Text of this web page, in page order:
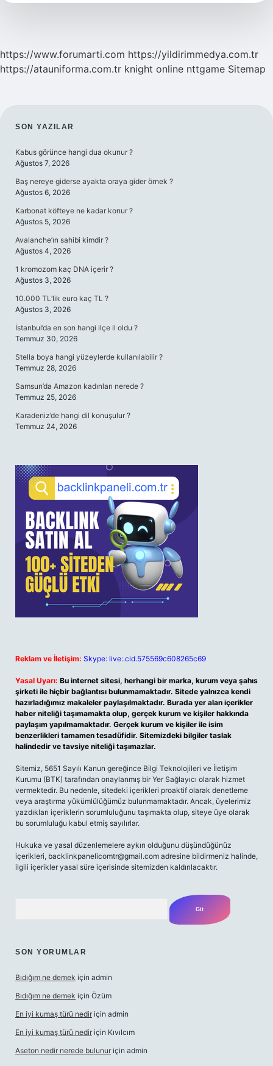
https://www.forumarti.com https://yildirimmedya.com.tr
https://atauniforma.com.tr knight online nttgame Sitemap
SIDEBAR
SON YAZILAR
Kabus görünce hangi dua okunur ?
Ağustos 7, 2026
Baş nereye giderse ayakta oraya gider örnek ?
Ağustos 6, 2026
Karbonat köfteye ne kadar konur ?
Ağustos 5, 2026
Avalanche’ın sahibi kimdir ?
Ağustos 4, 2026
1 kromozom kaç DNA içerir ?
Ağustos 3, 2026
10.000 TL’lik euro kaç TL ?
Ağustos 3, 2026
İstanbul’da en son hangi ilçe il oldu ?
Temmuz 30, 2026
Stella boya hangi yüzeylerde kullanılabilir ?
Temmuz 28, 2026
Samsun’da Amazon kadınları nerede ?
Temmuz 25, 2026
Karadeniz’de hangi dil konuşulur ?
Temmuz 24, 2026
Reklam ve İletişim: Skype: live:.cid.575569c608265c69
Yasal Uyarı: Bu internet sitesi, herhangi bir marka, kurum veya şahıs
şirketi ile hiçbir bağlantısı bulunmamaktadır. Sitede yalnızca kendi
hazırladığımız makaleler paylaşılmaktadır. Burada yer alan içerikler
haber niteliği taşımamakta olup, gerçek kurum ve kişiler hakkında
paylaşım yapılmamaktadır. Gerçek kurum ve kişiler ile isim
benzerlikleri tamamen tesadüfidir. Sitemizdeki bilgiler taslak
halindedir ve tavsiye niteliği taşımazlar.
Sitemiz, 5651 Sayılı Kanun gereğince Bilgi Teknolojileri ve İletişim
Kurumu (BTK) tarafından onaylanmış bir Yer Sağlayıcı olarak hizmet
vermektedir. Bu nedenle, sitedeki içerikleri proaktif olarak denetleme
veya araştırma yükümlülüğümüz bulunmamaktadır. Ancak, üyelerimiz
yazdıkları içeriklerin sorumluluğunu taşımakta olup, siteye üye olarak
bu sorumluluğu kabul etmiş sayılırlar.
Hukuka ve yasal düzenlemelere aykırı olduğunu düşündüğünüz
içerikleri, backlinkpanelicomtr@gmail.com adresine bildirmeniz halinde,
ilgili içerikler yasal süre içerisinde sitemizden kaldırılacaktır.
SON YORUMLAR
Bıdığım ne demek için admin
Bıdığım ne demek için Özüm
En iyi kumaş türü nedir için admin
En iyi kumaş türü nedir için Kıvılcım
Aseton nedir nerede bulunur için admin